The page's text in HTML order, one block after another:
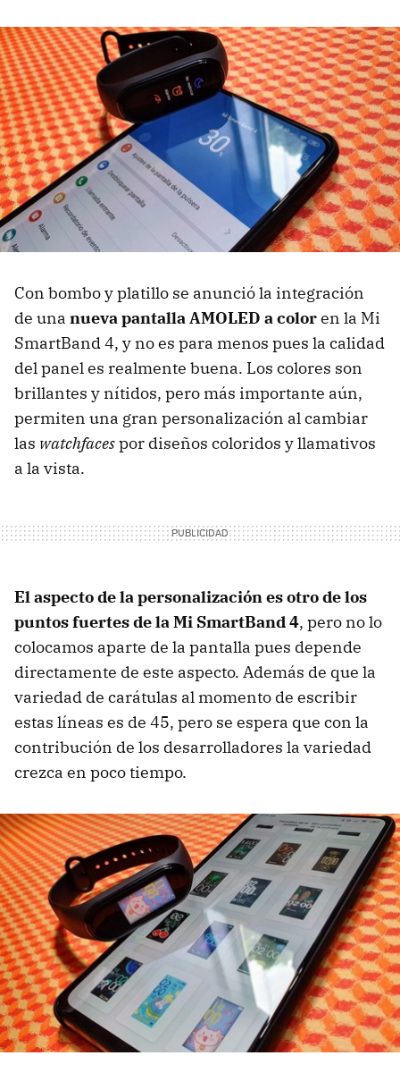
Con bombo y platillo se anunció la integración
de una nueva pantalla AMOLED a coloren la Mi
SmartBand 4, y no es para menos pues la calidad
del panel es realmente buena. Los colores son
brillantes y nítidos, pero más importante aún,
permiten una gran personalización al cambiar
las watchfacespor diseños coloridos y llamativos
a la vista.
El aspecto de la personalización es otro de los
puntos fuertes de la Mi SmartBand 4, pero no lo
colocamos aparte de la pantalla pues depende
directamente de este aspecto. Además de que la
variedad de carátulas al momento de escribir
estas líneas es de 45, pero se espera que con la
contribución de los desarrolladores la variedad
crezca en poco tiempo.